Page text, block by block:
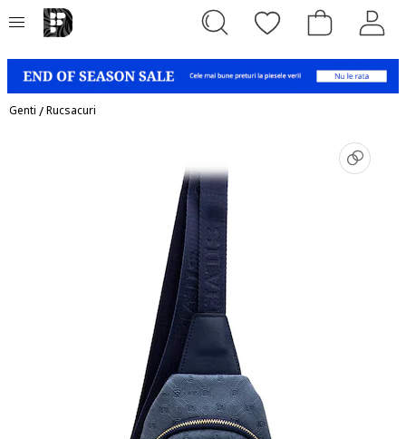
Genti /Rucsacuri